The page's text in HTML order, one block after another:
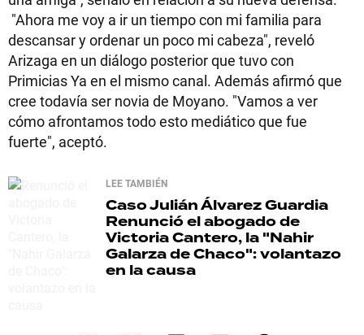
"Ahora me voy a ir un tiempo con mi familia para
descansar y ordenar un poco mi cabeza", reveló
Arizaga en un diálogo posterior que tuvo con
Primicias Ya en el mismo canal. Además afirmó que
cree todavía ser novia de Moyano. "Vamos a ver
cómo afrontamos todo esto mediático que fue
fuerte", aceptó.
LEE TAMBIÉN
Caso Julián Álvarez Guardia
Renunció el abogado de
Victoria Cantero, la "Nahir
Galarza de Chaco": volantazo
en la causa